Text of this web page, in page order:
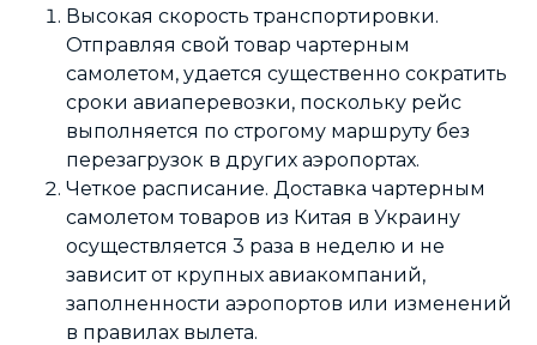
Высокая скорость транспортировки.
Отправляя свой товар чартерным
самолетом, удается существенно сократить
сроки авиаперевозки, поскольку рейс
выполняется по строгому маршруту без
перезагрузок в других аэропортах.
Четкое расписание. Доставка чартерным
самолетом товаров из Китая в Украину
осуществляется 3 раза в неделю и не
зависит от крупных авиакомпаний,
заполненности аэропортов или изменений
в правилах вылета.